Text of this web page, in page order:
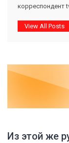
корреспондент
View All Posts
Из этой же